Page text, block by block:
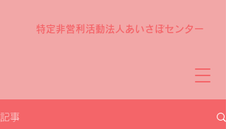
特定非営利活動法人あいさぽセンター
記事